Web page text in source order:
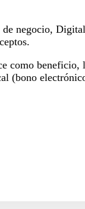
negocio,
como
(bono